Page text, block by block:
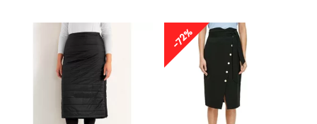
-72%